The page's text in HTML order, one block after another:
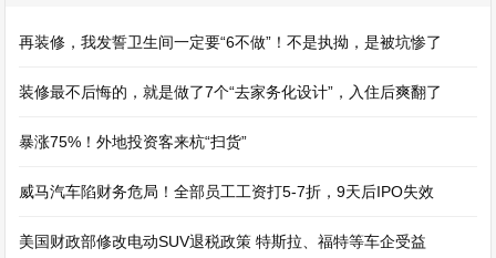
再装修，我发誓卫生间一定要“6不做”！不是执拗，是被坑惨了
装修最不后悔的，就是做了7个“去家务化设计”，入住后爽翻了
暴涨75%！外地投资客来杭“扫货”
威马汽车陷财务危局！全部员工工资打5-7折，9天后IPO失效
美国财政部修改电动SUV退税政策 特斯拉、福特等车企受益